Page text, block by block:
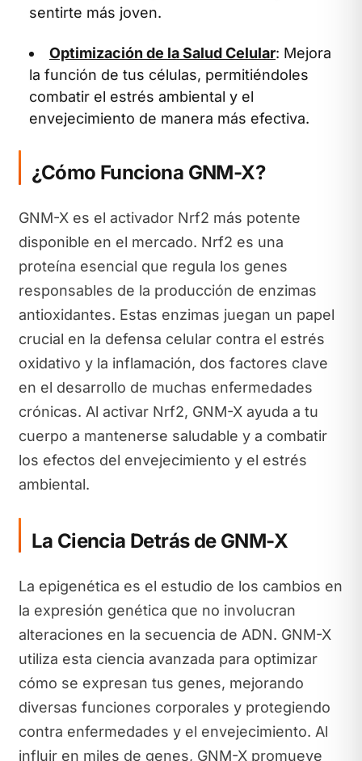
sentirte más joven.
Optimización de la Salud Celular: Mejora
la función de tus células, permitiéndoles
combatir el estrés ambiental y el
envejecimiento de manera más efectiva.
¿Cómo Funciona GNM-X?
GNM-X es el activador Nrf2 más potente
disponible en el mercado. Nrf2 es una
proteína esencial que regula los genes
responsables de la producción de enzimas
antioxidantes. Estas enzimas juegan un papel
crucial en la defensa celular contra el estrés
oxidativo y la inflamación, dos factores clave
en el desarrollo de muchas enfermedades
crónicas. Al activar Nrf2, GNM-X ayuda a tu
cuerpo a mantenerse saludable y a combatir
los efectos del envejecimiento y el estrés
ambiental.
La Ciencia Detrás de GNM-X
La epigenética es el estudio de los cambios en
la expresión genética que no involucran
alteraciones en la secuencia de ADN. GNM-X
utiliza esta ciencia avanzada para optimizar
cómo se expresan tus genes, mejorando
diversas funciones corporales y protegiendo
contra enfermedades y el envejecimiento. Al
influir en miles de genes, GNM-X promueve